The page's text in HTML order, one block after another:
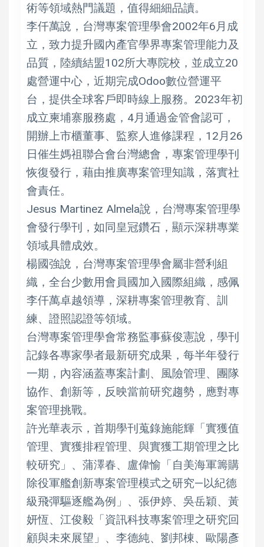
術等領域熱門議題，值得細細品讀。
李仟萬說，台灣專案管理學會2002年6月成
立，致力提升國內產官學界專案管理能力及
品質，陸續結盟102所大專院校，並成立20
處營運中心，近期完成Odoo數位營運平
台，提供全球客戶即時線上服務。2023年初
成立柬埔寨服務處，4月通過金管會認可，
開辦上市櫃董事、監察人進修課程，12月26
日催生媽祖聯合會台灣總會，專案管理學刊
恢復發行，藉由推廣專案管理知識，落實社
會責任。
Jesus Martinez Almela說，台灣專案管理學
會發行學刊，如同皇冠鑽石，顯示深耕專業
領域具體成效。
楊國強說，台灣專案管理學會屬非營利組
織，全台少數用會員國加入國際組織，感佩
李仟萬卓越領導，深耕專案管理教育、訓
練、證照認證等領域。
台灣專案管理學會常務監事蘇俊憲說，學刊
記錄各專家學者最新研究成果，每半年發行
一期，內容涵蓋專案計劃、風險管理、團隊
協作、創新等，反映當前研究趨勢，應對專
案管理挑戰。
許光華表示，首期學刊蒐錄施能輝「實獲值
管理、實獲排程管理、與實獲工期管理之比
較研究」、蒲澤春、盧偉愉「自美海軍籌購
除役軍艦創新專案管理模式之研究—以紀德
級飛彈驅逐艦為例」、張伊婷、吳岳穎、黃
妍恆、江俊毅「資訊科技專案管理之研究回
顧與未來展望」、李德純、劉邦棟、歐陽彥